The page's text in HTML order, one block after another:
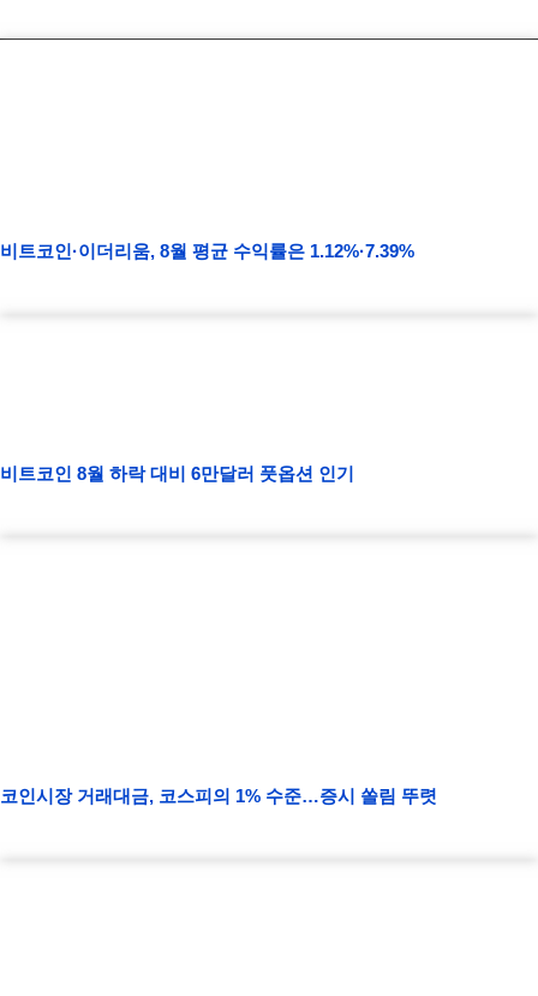
비트코인·이더리움, 8월 평균 수익률은 1.12%·7.39%
비트코인 8월 하락 대비 6만달러 풋옵션 인기
코인시장 거래대금, 코스피의 1% 수준…증시 쏠림 뚜렷